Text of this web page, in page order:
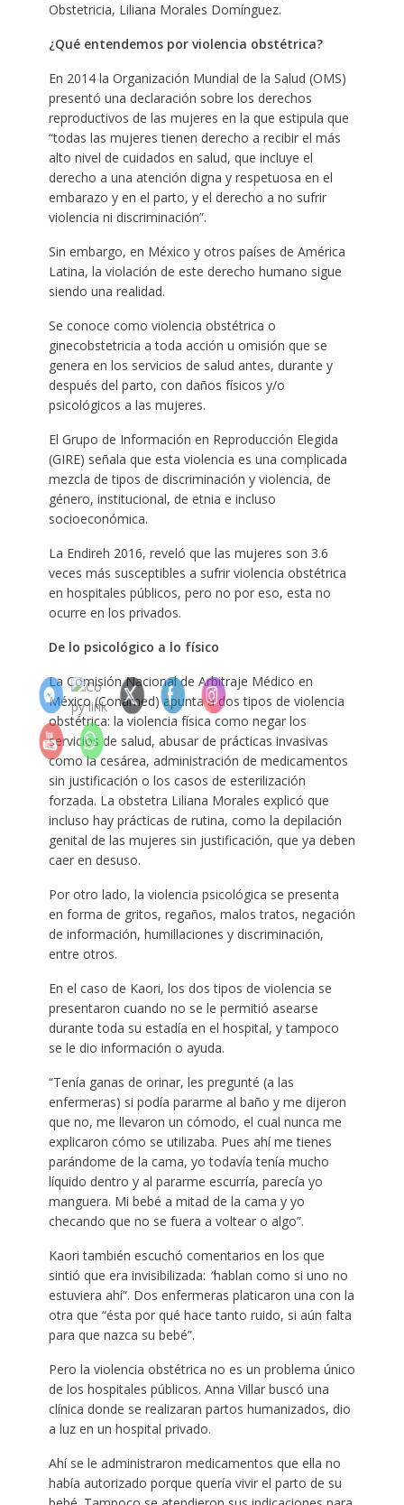
Obstetricia, Liliana Morales Domínguez.
¿Qué entendemos por violencia obstétrica?
En 2014 la Organización Mundial de la Salud (OMS)
presentó una declaración sobre los derechos
reproductivos de las mujeres en la que estipula que
“todas las mujeres tienen derecho a recibir el más
alto nivel de cuidados en salud, que incluye el
derecho a una atención digna y respetuosa en el
embarazo y en el parto, y el derecho a no sufrir
violencia ni discriminación”.
Sin embargo, en México y otros países de América
Latina, la violación de este derecho humano sigue
siendo una realidad.
Se conoce como violencia obstétrica o
ginecobstetricia a toda acción u omisión que se
genera en los servicios de salud antes, durante y
después del parto, con daños físicos y/o
psicológicos a las mujeres.
El Grupo de Información en Reproducción Elegida
(GIRE) señala que esta violencia es una complicada
mezcla de tipos de discriminación y violencia, de
género, institucional, de etnia e incluso
socioeconómica.
La Endireh 2016, reveló que las mujeres son 3.6
veces más susceptibles a sufrir violencia obstétrica
en hospitales públicos, pero no por eso, esta no
ocurre en los privados.
De lo psicológico a lo físico
La Comisión Nacional de Arbitraje Médico en
México (Conamed) apunta a dos tipos de violencia
obstétrica: la violencia física como negar los
servicios de salud, abusar de prácticas invasivas
como la cesárea, administración de medicamentos
sin justificación o los casos de esterilización
forzada. La obstetra Liliana Morales explicó que
incluso hay prácticas de rutina, como la depilación
genital de las mujeres sin justificación, que ya deben
caer en desuso.
Por otro lado, la violencia psicológica se presenta
en forma de gritos, regaños, malos tratos, negación
de información, humillaciones y discriminación,
entre otros.
En el caso de Kaori, los dos tipos de violencia se
presentaron cuando no se le permitió asearse
durante toda su estadía en el hospital, y tampoco
se le dio información o ayuda.
“Tenía ganas de orinar, les pregunté (a las
enfermeras) si podía pararme al baño y me dijeron
que no, me llevaron un cómodo, el cual nunca me
explicaron cómo se utilizaba. Pues ahí me tienes
parándome de la cama, yo todavía tenía mucho
líquido dentro y al pararme escurría, parecía yo
manguera. Mi bebé a mitad de la cama y yo
checando que no se fuera a voltear o algo”.
Kaori también escuchó comentarios en los que
sintió que era invisibilizada: “hablan como si uno no
estuviera ahí”. Dos enfermeras platicaron una con la
otra que “ésta por qué hace tanto ruido, si aún falta
para que nazca su bebé”.
Pero la violencia obstétrica no es un problema único
de los hospitales públicos. Anna Villar buscó una
clínica donde se realizaran partos humanizados, dio
a luz en un hospital privado.
Ahí se le administraron medicamentos que ella no
había autorizado porque quería vivir el parto de su